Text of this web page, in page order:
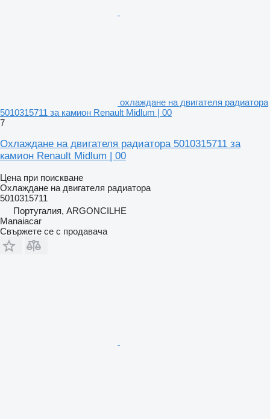
охлаждане на двигателя радиатора
5010315711 за камион Renault Midlum | 00
7
Охлаждане на двигателя радиатора 5010315711 за
камион Renault Midlum | 00
Цена при поискване
Охлаждане на двигателя радиатора
5010315711
Португалия, ARGONCILHE
Manaiacar
Свържете се с продавача